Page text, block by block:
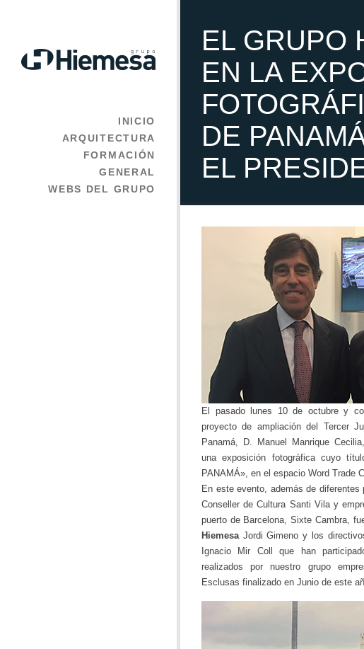
INICIO
ARQUITECTURA
FORMACIÓN
GENERAL
WEBS DEL GRUPO
EL GRUPO
EN LA
DE
EL
El pasado lunes 10 de octubre y
proyecto de ampliación del Tercer
Panamá, D. Manuel Manrique
una exposición fotográfica cuyo
PANAMÁ», en el espacio Word Trade
En este evento, además de
Conseller de Cultura Santi Vila y
puerto de Barcelona, Sixte Cambra,
HiemesaJordi Gimeno y los
Ignacio Mir Coll que han
realizados por nuestro grupo
Esclusas finalizado en Junio de este